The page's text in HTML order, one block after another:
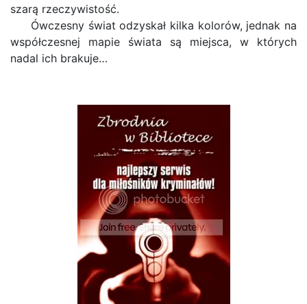
szarą rzeczywistość.
Ówczesny świat odzyskał kilka kolorów, jednak na
współczesnej mapie świata są miejsca, w których
nadal ich brakuje…